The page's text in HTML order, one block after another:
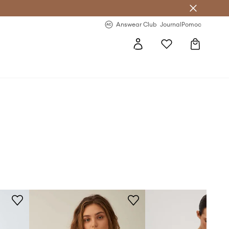
Answear Club JournalPomoc